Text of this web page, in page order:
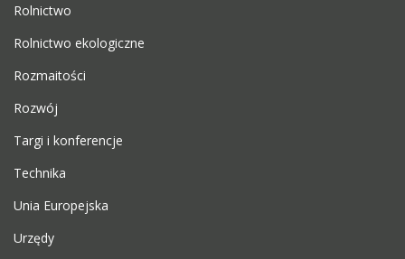
Rolnictwo
Rolnictwo ekologiczne
Rozmaitości
Rozwój
Targi i konferencje
Technika
Unia Europejska
Urzędy